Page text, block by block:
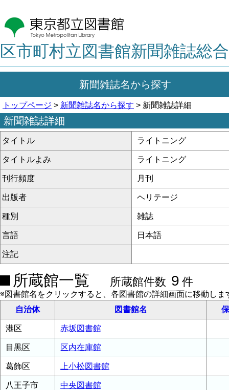
区市町村立図書館新聞雑誌総
新聞雑誌名から探す
トップページ > 新聞雑誌名から探す > 新聞雑誌詳細
新聞雑誌詳細
タイトル ライトニング
タイトルよみ ライトニング
刊行頻度 月刊
出版者 ヘリテージ
種別 雑誌
言語 日本語
注記
所蔵館一覧 所蔵館件数 9 件
※図書館名をクリックすると、各図書館の詳細画面に移動しま
自治体
図書館名
港区 赤坂図書館
目黒区 区内在庫館
葛飾区 上小松図書館
八王子市 中央図書館